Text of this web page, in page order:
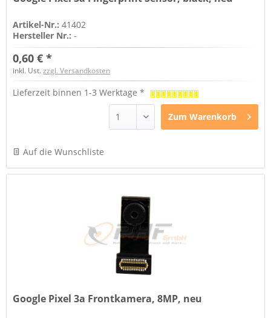
Artikel-Nr.:41402
Hersteller Nr.:-
0,60 € *
inkl. Ust.zzgl. Versandkosten
Lieferzeit binnen 1-3 Werktage *
Zum Warenkorb
Auf die Wunschliste
Google Pixel 3a Frontkamera, 8MP, neu